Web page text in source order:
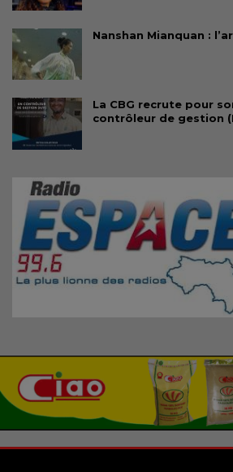
Nanshan Mianquan :
La CBG recrute pour
contrôleur de gestion